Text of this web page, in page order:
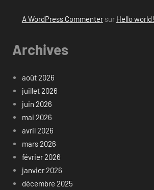
A WordPress Commentersur Hello world!
Archives
août 2026
juillet 2026
juin 2026
mai 2026
avril 2026
mars 2026
février 2026
janvier 2026
décembre 2025